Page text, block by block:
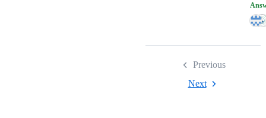
Previous
Next